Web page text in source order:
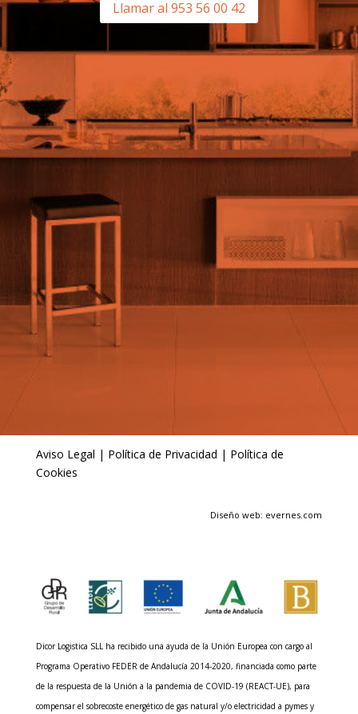
Llamar al 953 56 00 42
Aviso Legal | Política de Privacidad | Política de
Cookies
Diseño web: evernes.com
Dicor Logistica SLL ha recibido una ayuda de la Unión Europea con cargo al
Programa Operativo FEDER de Andalucía 2014-2020, financiada como parte
de la respuesta de la Unión a la pandemia de COVID-19 (REACT-UE), para
compensar el sobrecoste energético de gas natural y/o electricidad a pymes y